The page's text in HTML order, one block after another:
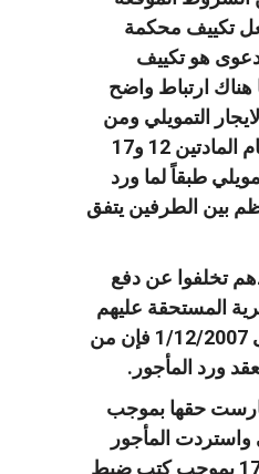
تكييف محكمة
هو تكييف
هناك ارتباط واضح
التمويلي ومن
ثم فإن تطبيقها لاحكام المادتين 12 و17
طبقاً لما ورد
بين الطرفين يتفق
تخلفوا عن دفع
المستحقة عليهم
من 1/3/2007 وحتى 1/12/2007 فإن من
ورد المأجور.
حقها بموجب
واستردت المأجور
ابتداءاً من 17/6/2008 بموجب كتب ضبط